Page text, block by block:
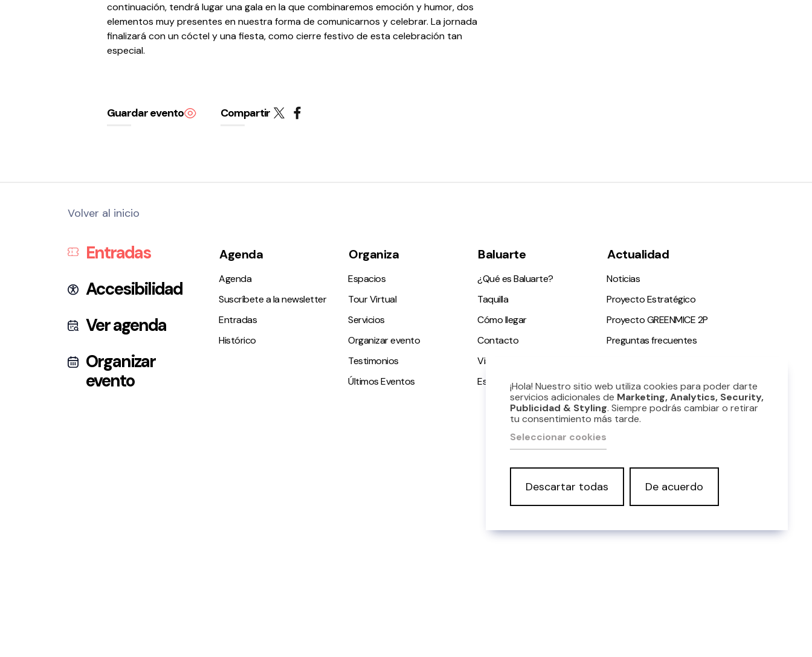
continuación, tendrá lugar una gala en la que combinaremos emoción y humor, dos
elementos muy presentes en nuestra forma de comunicarnos y celebrar. La jornada
finalizará con un cóctel y una fiesta, como cierre festivo de esta celebración tan
especial.
Guardar evento Compartir
Volver al inicio
Entradas
Accesibilidad
Ver agenda
Organizar
evento
Agenda
Agenda
Suscríbete a la newsletter
Entradas
Histórico
Organiza
Espacios
Tour Virtual
Servicios
Organizar evento
Testimonios
Últimos Eventos
Baluarte
¿Qué es Baluarte?
Taquilla
Cómo llegar
Contacto
Visitas guiadas
Espacio accesible
Actualidad
Noticias
Proyecto Estratégico
Proyecto GREENMICE 2P
Preguntas frecuentes
¡Hola! Nuestro sitio web utiliza cookies para poder darte
servicios adicionales de Marketing, Analytics, Security,
Publicidad & Styling. Siempre podrás cambiar o retirar
tu consentimiento más tarde.
Seleccionar cookies
Descartar todas De acuerdo